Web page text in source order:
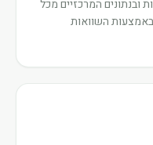
המרכזיים מכל
השוואות